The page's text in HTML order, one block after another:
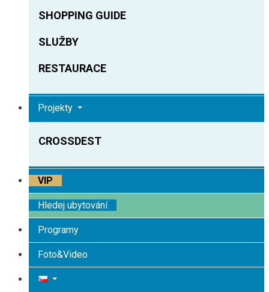
SHOPPING GUIDE
SLUŽBY
RESTAURACE
Projekty
CROSSDEST
VIP
Hledej ubytování
Programy
Foto&Video